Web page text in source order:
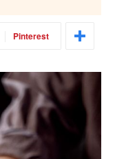
Pinterest